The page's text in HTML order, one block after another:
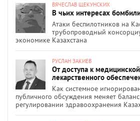
ВЯЧЕСЛАВ ЩЕКУНСКИХ
В чьих интересах
Атаки беспилотников на
трубопроводный
экономике Казахстана
РУСЛАН ЗАКИЕВ
От доступа к
лекарственного
Как системное
публичного обсуждения меняет
регулировании здравоохранения